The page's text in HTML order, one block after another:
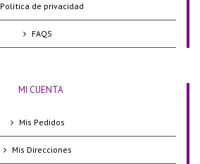
Política de privacidad
FAQS
MI CUENTA
Mis Pedidos
Mis Direcciones